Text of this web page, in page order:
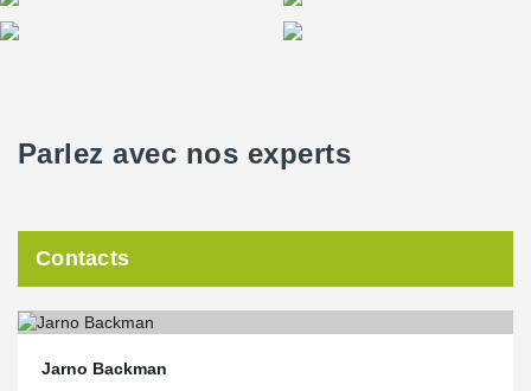
Parlez avec nos experts
Contacts
Jarno Backman